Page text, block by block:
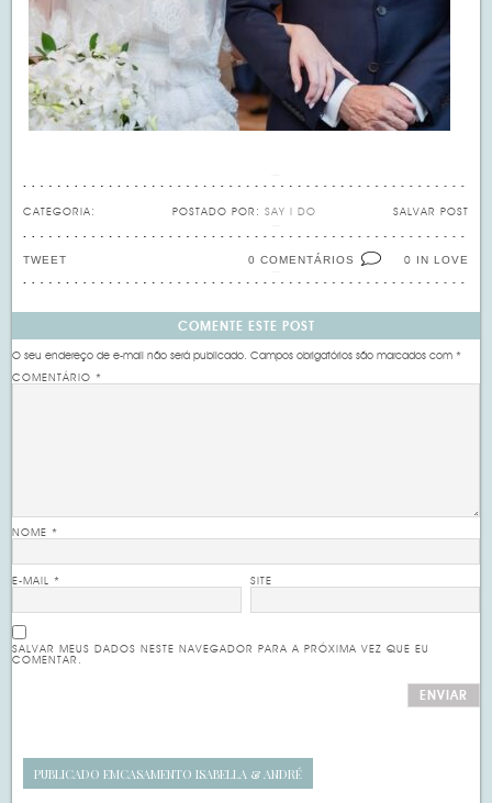
CATEGORIA: SALVAR POST
POSTADO POR: SAY I DO
0 IN LOVE
0 COMENTÁRIOS
TWEET
COMENTE ESTE POST
O seu endereço de e-mail não será publicado. Campos obrigatórios são marcados com*
COMENTÁRIO*
NOME*
E-MAIL* SITE
SALVAR MEUS DADOS NESTE NAVEGADOR PARA A PRÓXIMA VEZ QUE EU
COMENTAR.
PUBLICADO EMCASAMENTO ISABELLA & ANDRÉ